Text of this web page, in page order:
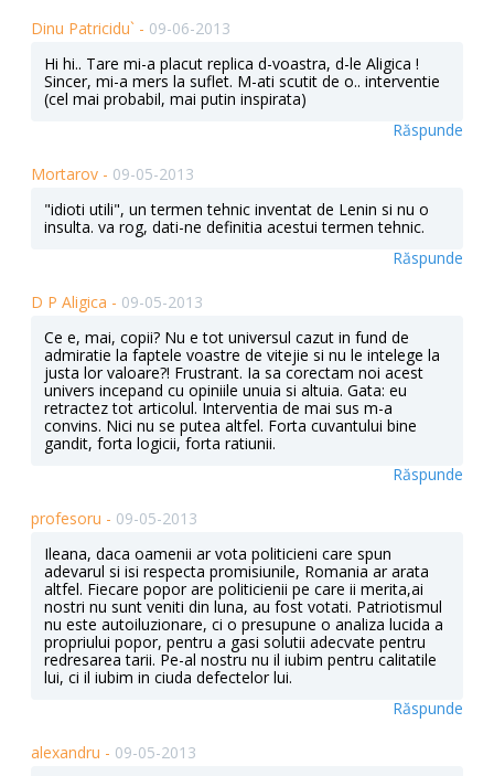
Dinu Patricidu` - 09-06-2013
Hi hi.. Tare mi-a placut replica d-voastra, d-le Aligica !
Sincer, mi-a mers la suflet. M-ati scutit de o.. interventie
(cel mai probabil, mai putin inspirata)
Răspunde
Mortarov - 09-05-2013
"idioti utili", un termen tehnic inventat de Lenin si nu o
insulta. va rog, dati-ne definitia acestui termen tehnic.
Răspunde
D P Aligica - 09-05-2013
Ce e, mai, copii? Nu e tot universul cazut in fund de
admiratie la faptele voastre de vitejie si nu le intelege la
justa lor valoare?! Frustrant. Ia sa corectam noi acest
univers incepand cu opiniile unuia si altuia. Gata: eu
retractez tot articolul. Interventia de mai sus m-a
convins. Nici nu se putea altfel. Forta cuvantului bine
gandit, forta logicii, forta ratiunii.
Răspunde
profesoru - 09-05-2013
Ileana, daca oamenii ar vota politicieni care spun
adevarul si isi respecta promisiunile, Romania ar arata
altfel. Fiecare popor are politicienii pe care ii merita,ai
nostri nu sunt veniti din luna, au fost votati. Patriotismul
nu este autoiluzionare, ci o presupune o analiza lucida a
propriului popor, pentru a gasi solutii adecvate pentru
redresarea tarii. Pe-al nostru nu il iubim pentru calitatile
lui, ci il iubim in ciuda defectelor lui.
Răspunde
alexandru - 09-05-2013